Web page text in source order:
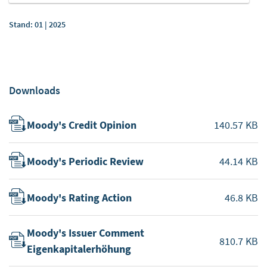
https://safety.google/privacy/privacy-controls/
Unten sehen Sie die längste potenzielle Speicherdauer
Höchstgrenze für die Speicherung von Cookies: 1
Stand: 01 | 2025
Downloads
Moody's Credit Opinion 140.57 KB
Moody's Periodic Review 44.14 KB
Moody's Rating Action 46.8 KB
Moody's Issuer Comment
Eigenkapitalerhöhung
810.7 KB